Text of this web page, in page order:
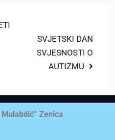
SVJETSKI DAN
SVJESNOSTI O
AUTIZMU
Mulabdić” Zenica